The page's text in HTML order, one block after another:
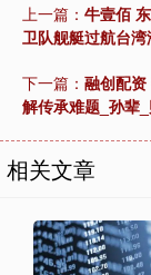
上一篇： 牛壹佰
卫队舰艇过航台湾
下一篇： 融创配
解传承难题_孙辈
相关文章